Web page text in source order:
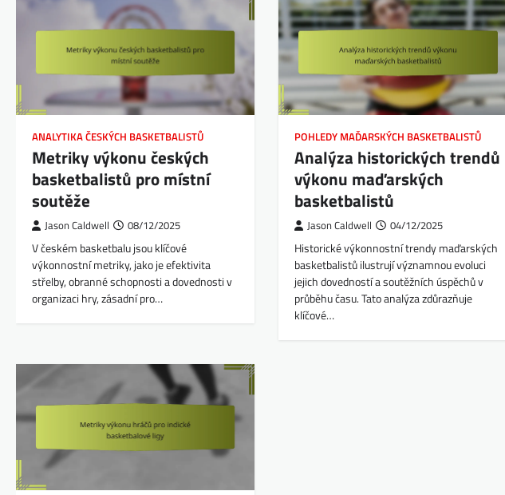
ANALYTIKA ČESKÝCH BASKETBALISTŮ
Metriky výkonu českých
basketbalistů pro místní
soutěže
Jason Caldwell 08/12/2025
V českém basketbalu jsou klíčové
výkonnostní metriky, jako je efektivita
střelby, obranné schopnosti a dovednosti v
organizaci hry, zásadní pro…
POHLEDY MAĎARSKÝCH BASKETBALISTŮ
Analýza historických trendů
výkonu maďarských
basketbalistů
Jason Caldwell 04/12/2025
Historické výkonnostní trendy maďarských
basketbalistů ilustrují významnou evoluci
jejich dovedností a soutěžních úspěchů v
průběhu času. Tato analýza zdůrazňuje
klíčové…